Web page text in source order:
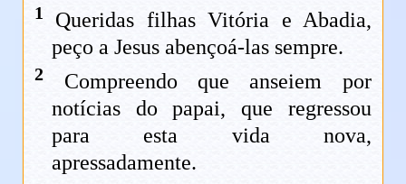
1
Queridas filhas Vitória e Abadia,
peço a Jesus abençoá-las sempre.
2 Compreendo que anseiem por
notícias do papai, que regressou
para esta vida nova,
apressadamente.